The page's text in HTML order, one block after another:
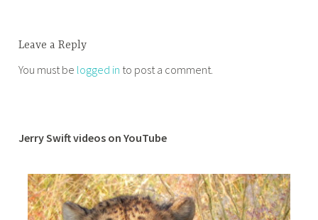
Leave a Reply
You must be logged in to post a comment.
Jerry Swift videos on YouTube